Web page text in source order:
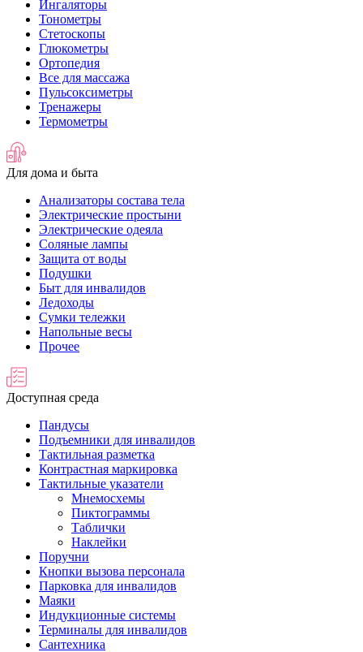
Ингаляторы
Тонометры
Стетоскопы
Глюкометры
Ортопедия
Все для массажа
Пульсоксиметры
Тренажеры
Термометры
Для дома и быта
Анализаторы состава тела
Электрические простыни
Электрические одеяла
Соляные лампы
Защита от воды
Подушки
Быт для инвалидов
Ледоходы
Сумки тележки
Напольные весы
Прочее
Доступная среда
Пандусы
Подъемники для инвалидов
Тактильная разметка
Контрастная маркировка
Тактильные указатели
Мнемосхемы
Пиктограммы
Таблички
Наклейки
Поручни
Кнопки вызова персонала
Парковка для инвалидов
Маяки
Индукционные системы
Терминалы для инвалидов
Сантехника